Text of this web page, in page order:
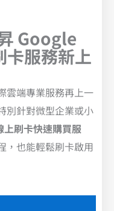
Google
服務新上
雲端專業服務再上一
別針對微型企業或小
上刷卡快速購買服
，也能輕鬆刷卡啟用